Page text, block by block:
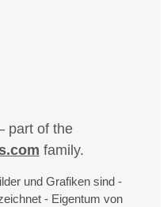
part of the
family.
und Grafiken sind -
- Eigentum von